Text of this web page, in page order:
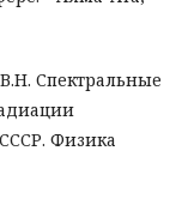
Спектральные
Физика